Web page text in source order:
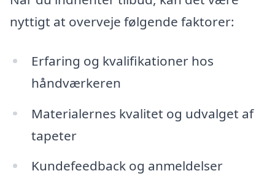
nyttigt at overveje følgende faktorer:
Erfaring og kvalifikationer hos
håndværkeren
Materialernes kvalitet og udvalget af
tapeter
Kundefeedback og anmeldelser